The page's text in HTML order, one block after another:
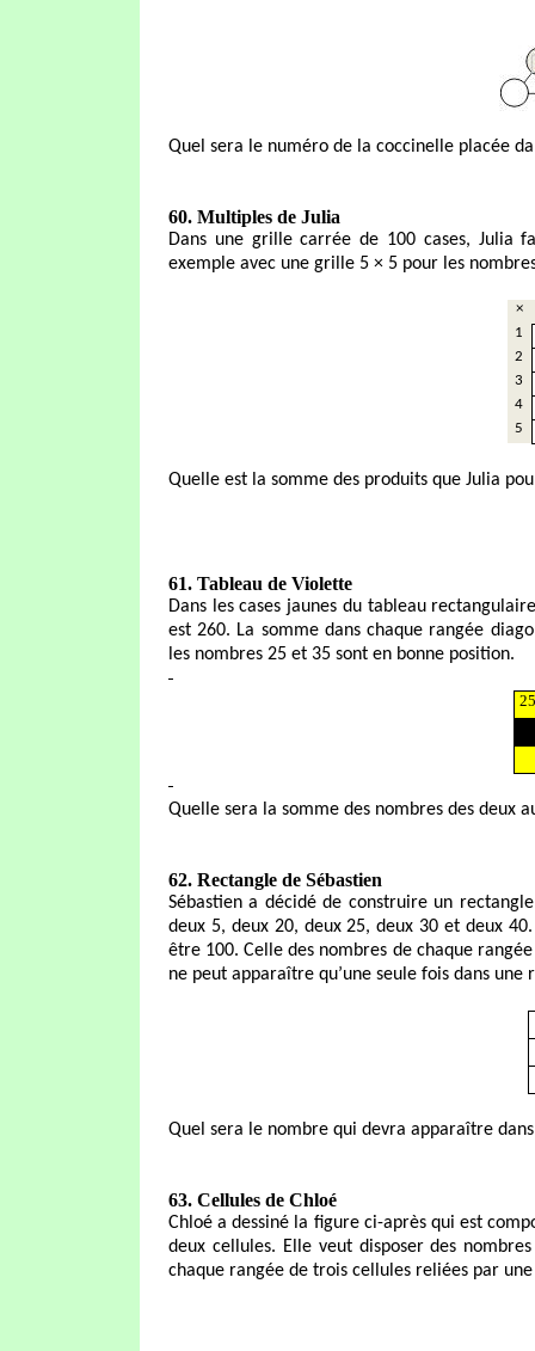
Quel sera le numéro de la coccinelle placée
60. Multiples de Julia
Dans une grille carrée de 100 cases, Julia
exemple avec une grille 5 × 5 pour les
×
1
2
3
4
5
Quelle est la somme des produits que Julia
61. Tableau de Violette
Dans les cases jaunes du tableau
est 260. La somme dans chaque rangée
les nombres 25 et 35 sont en bonne position.
25
Quelle sera la somme des nombres des deux
62. Rectangle de Sébastien
Sébastien a décidé de construire un
deux 5, deux 20, deux 25, deux 30 et deux
être 100. Celle des nombres de chaque
ne peut apparaître qu’une seule fois dans une
Quel sera le nombre qui devra apparaître
63. Cellules de Chloé
Chloé a dessiné la figure ci-après qui est
deux cellules. Elle veut disposer des
chaque rangée de trois cellules reliées par